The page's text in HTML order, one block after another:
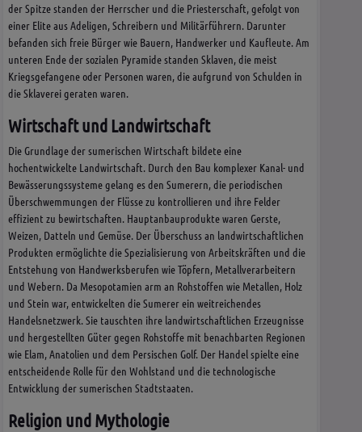
der Spitze standen der Herrscher und die Priesterschaft, gefolgt von
einer Elite aus Adeligen, Schreibern und Militärführern. Darunter
befanden sich freie Bürger wie Bauern, Handwerker und Kaufleute. Am
unteren Ende der sozialen Pyramide standen Sklaven, die meist
Kriegsgefangene oder Personen waren, die aufgrund von Schulden in
die Sklaverei geraten waren.
Wirtschaft und Landwirtschaft
Die Grundlage der sumerischen Wirtschaft bildete eine
hochentwickelte Landwirtschaft. Durch den Bau komplexer Kanal- und
Bewässerungssysteme gelang es den Sumerern, die periodischen
Überschwemmungen der Flüsse zu kontrollieren und ihre Felder
effizient zu bewirtschaften. Hauptanbauprodukte waren Gerste,
Weizen, Datteln und Gemüse. Der Überschuss an landwirtschaftlichen
Produkten ermöglichte die Spezialisierung von Arbeitskräften und die
Entstehung von Handwerksberufen wie Töpfern, Metallverarbeitern
und Webern. Da Mesopotamien arm an Rohstoffen wie Metallen, Holz
und Stein war, entwickelten die Sumerer ein weitreichendes
Handelsnetzwerk. Sie tauschten ihre landwirtschaftlichen Erzeugnisse
und hergestellten Güter gegen Rohstoffe mit benachbarten Regionen
wie Elam, Anatolien und dem Persischen Golf. Der Handel spielte eine
entscheidende Rolle für den Wohlstand und die technologische
Entwicklung der sumerischen Stadtstaaten.
Religion und Mythologie